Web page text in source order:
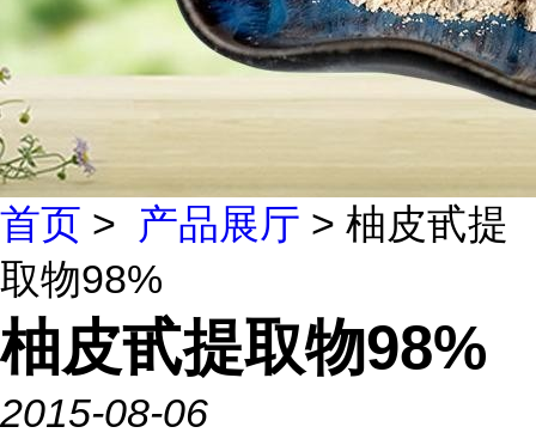
首页 > 产品展厅 > 柚皮甙提
取物98%
柚皮甙提取物98%
2015-08-06